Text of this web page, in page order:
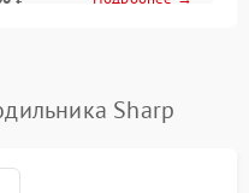
₽ Подробнее →
Sharp